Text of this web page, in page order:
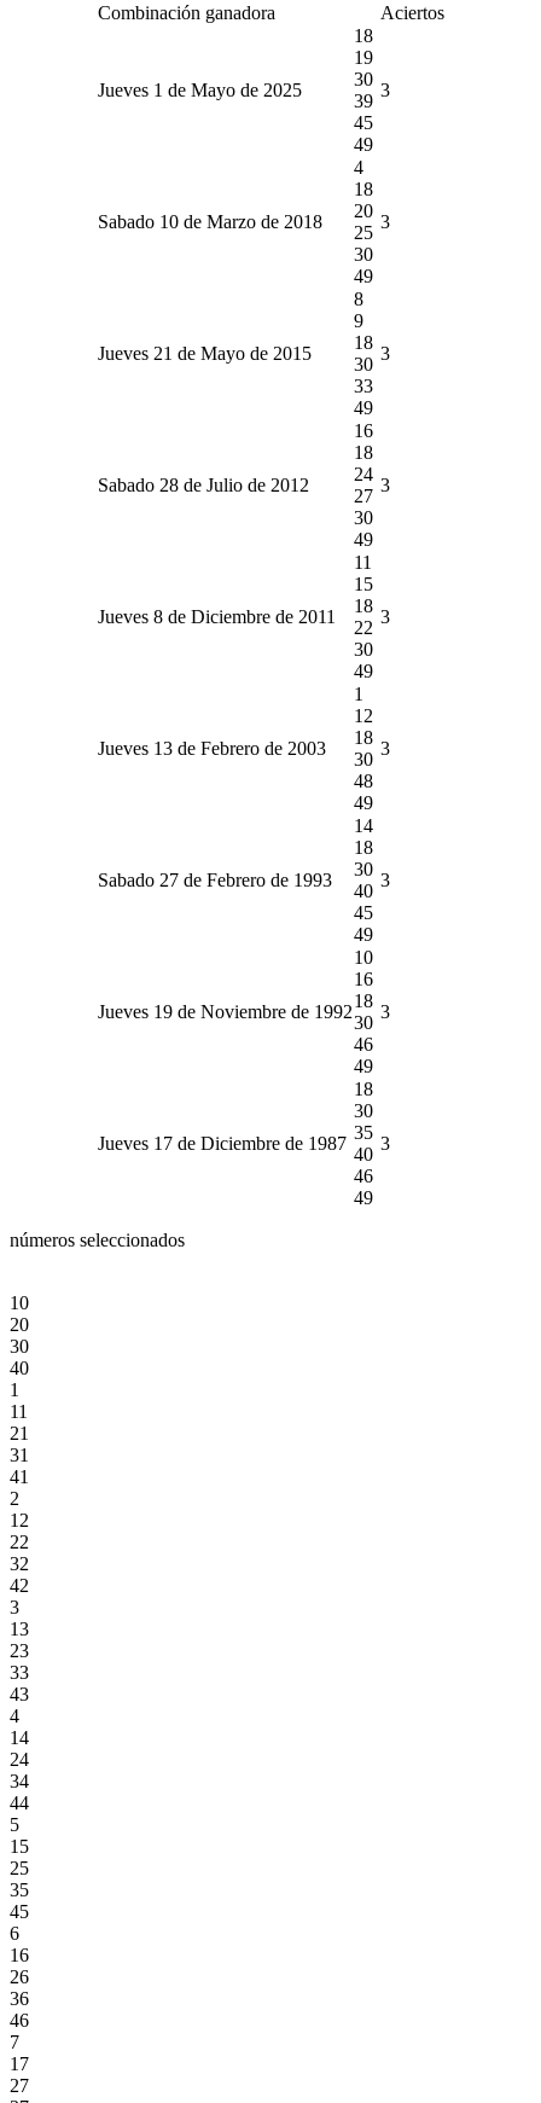
Combinación ganadora Aciertos
Jueves 1 de Mayo de 2025
18
19
30
39
45
49
3
Sabado 10 de Marzo de 2018
4
18
20
25
30
49
3
Jueves 21 de Mayo de 2015
8
9
18
30
33
49
3
Sabado 28 de Julio de 2012
16
18
24
27
30
49
3
Jueves 8 de Diciembre de 2011
11
15
18
22
30
49
3
Jueves 13 de Febrero de 2003
1
12
18
30
48
49
3
Sabado 27 de Febrero de 1993
14
18
30
40
45
49
3
Jueves 19 de Noviembre de 1992
10
16
18
30
46
49
3
Jueves 17 de Diciembre de 1987
18
30
35
40
46
49
3
números seleccionados
10
20
30
40
1
11
21
31
41
2
12
22
32
42
3
13
23
33
43
4
14
24
34
44
5
15
25
35
45
6
16
26
36
46
7
17
27